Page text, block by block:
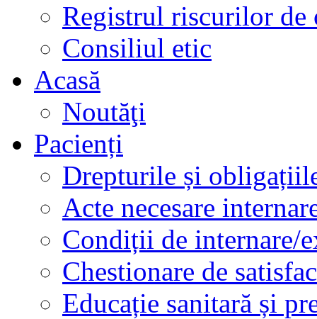
Registrul riscurilor de
Consiliul etic
Acasă
Noutăţi
Pacienți
Drepturile și
Acte necesare
Condiții de internare/
Chestionare de
Educație sanitară și